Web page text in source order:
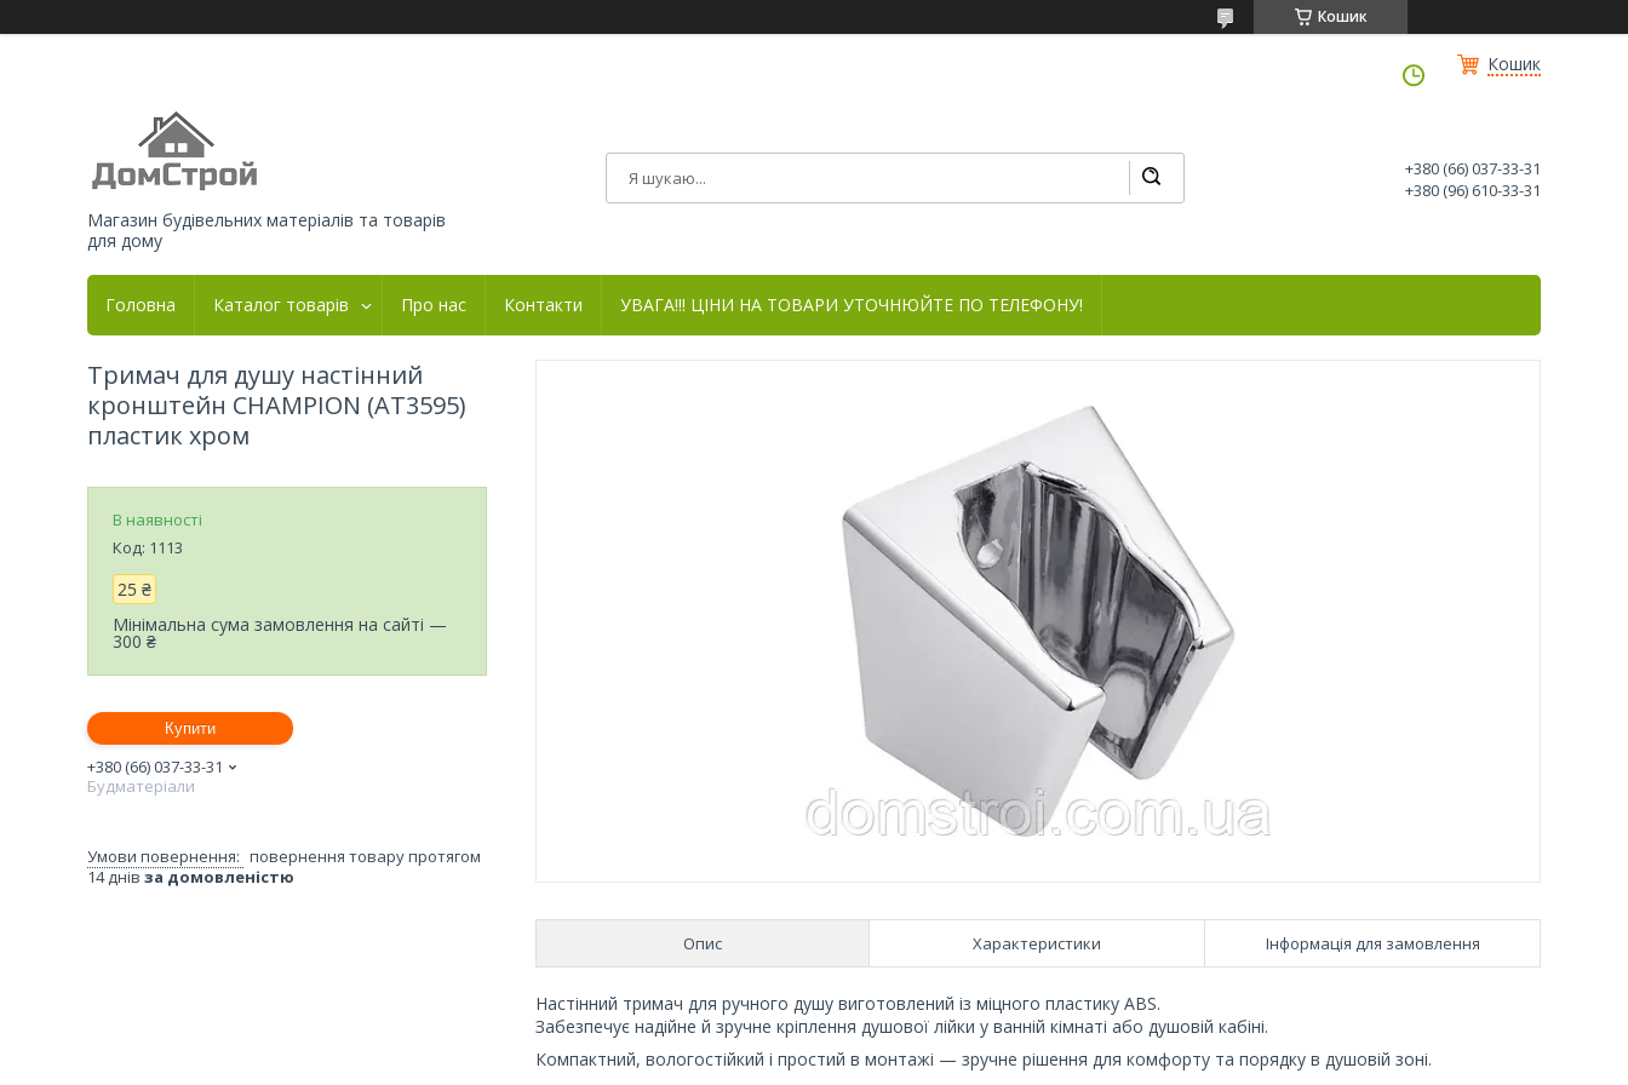
Кошик
Кошик
Магазин будівельних матеріалів та товарів
для дому
+380 (66) 037-33-31
+380 (96) 610-33-31
Головна Каталог товарів Про нас Контакти УВАГА!!! ЦІНИ НА ТОВАРИ УТОЧНЮЙТЕ ПО ТЕЛЕФОНУ!
Опис Характеристики Інформація для замовлення
Настінний тримач для ручного душу виготовлений із міцного пластику ABS.
Забезпечує надійне й зручне кріплення душової лійки у ванній кімнаті або душовій кабіні.
Компактний, вологостійкий і простий в монтажі — зручне рішення для комфорту та порядку в душовій зоні.
Тримач для душу настінний
кронштейн CHAMPION (AT3595)
пластик хром
В наявності
Код: 1113
25 ₴
Мінімальна сума замовлення на сайті —
300 ₴
Купити
+380 (66) 037-33-31
Будматеріали
повернення товару протягом
14 днів за домовленістю